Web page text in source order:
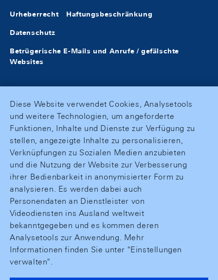
Urheberrecht Haftungsbeschränkung
Datenschutz
Betrügerische E-Mails und Anrufe / gefälschte
Websites
Diese Website verwendet Cookies, Analysetools
und weitere Technologien, um angeforderte
Funktionen, Inhalte und Dienste zur Verfügung zu
stellen, angezeigte Inhalte zu personalisieren,
Verknüpfungen zu Sozialen Medien anzubieten
und die Nutzung der Website zur Verbesserung
ihrer Bedienbarkeit in anonymisierter Form zu
analysieren. Es werden dabei auch
Personendaten an Dienstleister von
Videodiensten ins Ausland weltweit
bekanntgegeben und es kommen deren
Analysetools zur Anwendung. Mehr
Informationen finden Sie unter "Einstellungen
verwalten".